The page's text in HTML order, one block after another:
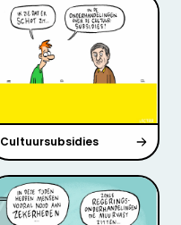
Cultuursubsidies